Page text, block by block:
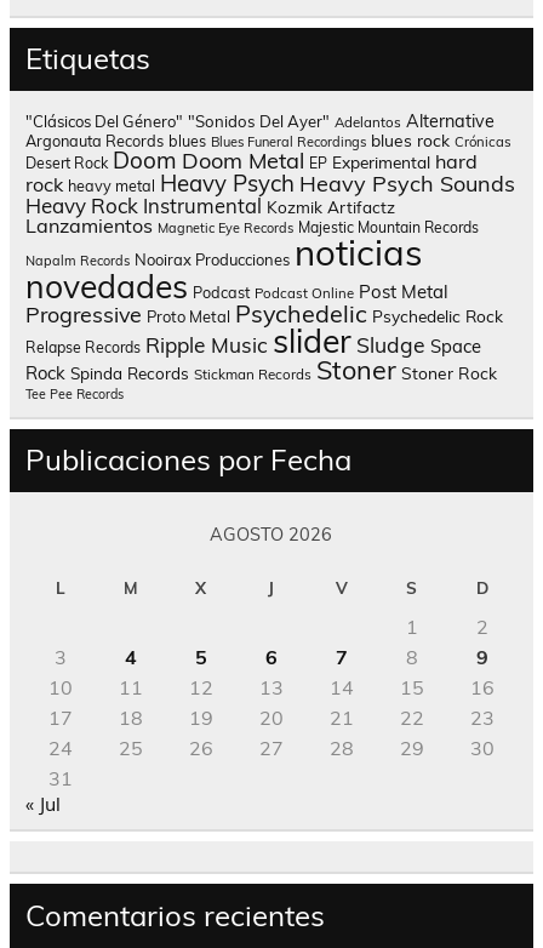
Etiquetas
"Clásicos Del Género" "Sonidos Del Ayer" Adelantos Alternative
Argonauta Records blues Blues Funeral Recordings blues rock Crónicas
Desert Rock Doom Doom Metal EP Experimental hard
rock heavy metal Heavy Psych Heavy Psych Sounds
Heavy Rock Instrumental Kozmik Artifactz
Lanzamientos Magnetic Eye Records Majestic Mountain Records
Napalm Records Nooirax Producciones noticias
novedades Podcast Podcast Online Post Metal
Progressive Proto Metal Psychedelic Psychedelic Rock
Relapse Records Ripple Music slider Sludge Space
Rock Spinda Records Stickman Records Stoner Stoner Rock
Tee Pee Records
Publicaciones por Fecha
AGOSTO 2026
L M X J V S D
1
2
3
4 5 6 7 8
9
10
11 12 13 14 15
16
17
18 19 20 21 22
23
24
25 26 27 28 29
30
31
« Jul
Comentarios recientes